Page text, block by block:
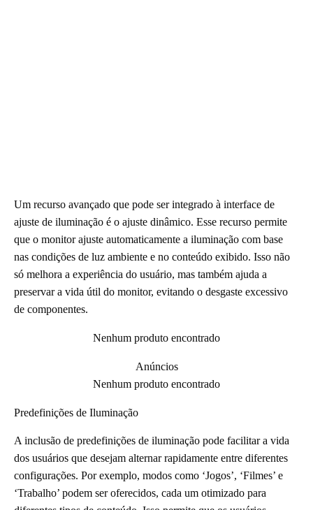
Um recurso avançado que pode ser integrado à interface de
ajuste de iluminação é o ajuste dinâmico. Esse recurso permite
que o monitor ajuste automaticamente a iluminação com base
nas condições de luz ambiente e no conteúdo exibido. Isso não
só melhora a experiência do usuário, mas também ajuda a
preservar a vida útil do monitor, evitando o desgaste excessivo
de componentes.
Nenhum produto encontrado
Anúncios
Nenhum produto encontrado
Predefinições de Iluminação
A inclusão de predefinições de iluminação pode facilitar a vida
dos usuários que desejam alternar rapidamente entre diferentes
configurações. Por exemplo, modos como ‘Jogos’, ‘Filmes’ e
‘Trabalho’ podem ser oferecidos, cada um otimizado para